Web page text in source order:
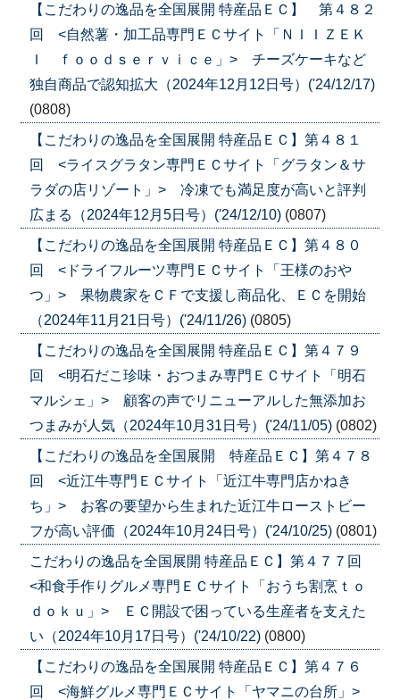
【こだわりの逸品を全国展開 特産品ＥＣ】 第４８２
回 <自然薯・加工品専門ＥＣサイト「ＮＩＩＺＥＫ
Ｉ ｆｏｏｄｓｅｒｖｉｃｅ」> チーズケーキなど
独自商品で認知拡大（2024年12月12日号）('24/12/17)
(0808)
【こだわりの逸品を全国展開 特産品ＥＣ】第４８１
回 <ライスグラタン専門ＥＣサイト「グラタン＆サ
ラダの店リゾート」> 冷凍でも満足度が高いと評判
広まる（2024年12月5日号）('24/12/10) (0807)
【こだわりの逸品を全国展開 特産品ＥＣ】第４８０
回 <ドライフルーツ専門ＥＣサイト「王様のおや
つ」> 果物農家をＣＦで支援し商品化、ＥＣを開始
（2024年11月21日号）('24/11/26) (0805)
【こだわりの逸品を全国展開 特産品ＥＣ】第４７９
回 <明石だこ珍味・おつまみ専門ＥＣサイト「明石
マルシェ」> 顧客の声でリニューアルした無添加お
つまみが人気（2024年10月31日号）('24/11/05) (0802)
【こだわりの逸品を全国展開 特産品ＥＣ】第４７８
回 <近江牛専門ＥＣサイト「近江牛専門店かねき
ち」> お客の要望から生まれた近江牛ローストビー
フが高い評価（2024年10月24日号）('24/10/25) (0801)
こだわりの逸品を全国展開 特産品ＥＣ】第４７７回
<和食手作りグルメ専門ＥＣサイト「おうち割烹ｔｏ
ｄｏｋｕ」> ＥＣ開設で困っている生産者を支えた
い（2024年10月17日号）('24/10/22) (0800)
【こだわりの逸品を全国展開 特産品ＥＣ】第４７６
回 <海鮮グルメ専門ＥＣサイト「ヤマニの台所」>